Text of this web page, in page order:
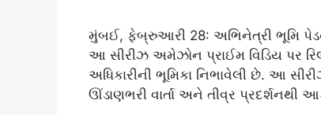
મુંબઈ, ફેબ્રુઆરી 28: અભિનેત્રી ભૂમિ
આ સીરીઝ અમેઝોન પ્રાઈમ વિડિય પર
અધિકારીની ભૂમિકા નિભાવેલી છે. આ
ઊંડાણભરી વાર્તા અને તીવ્ર પ્રદર્શનથી